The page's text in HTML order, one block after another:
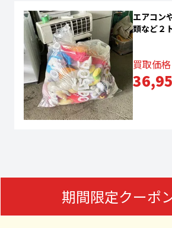
エアコン
類など２
買取価格
期間限定クーポ